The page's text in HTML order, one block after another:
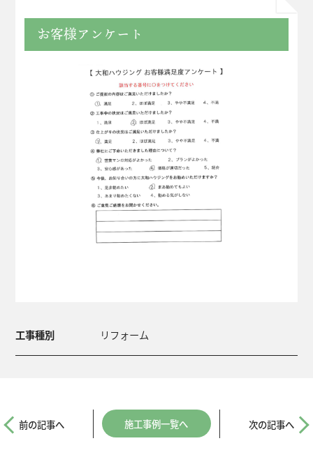
お客様アンケート
工事種別 リフォーム
前の記事へ 施工事例一覧へ 次の記事へ